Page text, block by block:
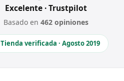
Excelente · Trustpilot
Basado en462 opiniones
Tienda verificada · Agosto 2019